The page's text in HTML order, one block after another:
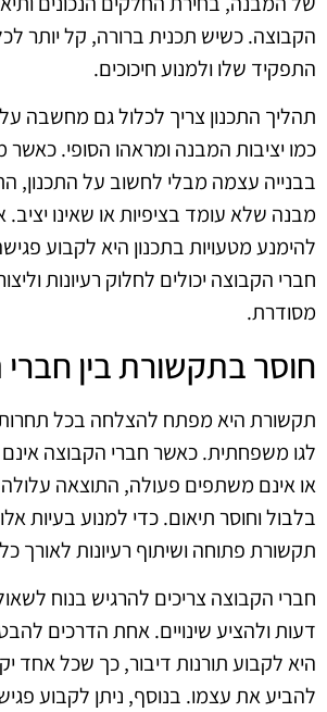
הקבוצה. כשיש תכנית ברורה, קל יותר
התפקיד שלו ולמנוע חיכוכים.
תהליך התכנון צריך לכלול גם מחשבה
כמו יציבות המבנה ומראהו הסופי.
בבנייה עצמה מבלי לחשוב על התכנון,
מבנה שלא עומד בציפיות או שאינו
להימנע מטעויות בתכנון היא לקבוע
חברי הקבוצה יכולים לחלוק רעיונות
מסודרת.
חוסר בתקשורת בין
תקשורת היא מפתח להצלחה בכל
לגו משפחתית. כאשר חברי הקבוצה
או אינם משתפים פעולה, התוצאה עלולה
בלבול וחוסר תיאום. כדי למנוע בעיות
תקשורת פתוחה ושיתוף רעיונות לאורך
חברי הקבוצה צריכים להרגיש בנוח
דעות ולהציע שינויים. אחת הדרכים
היא לקבוע תורנות דיבור, כך שכל אחד
להביע את עצמו. בנוסף, ניתן לקבוע